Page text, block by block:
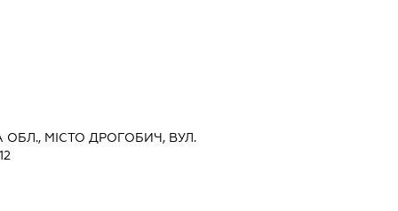
ОБЛ., МІСТО ДРОГОБИЧ, ВУЛ.